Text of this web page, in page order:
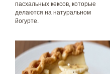
пасхальных кексов, которые
делаются на натуральном
йогурте.